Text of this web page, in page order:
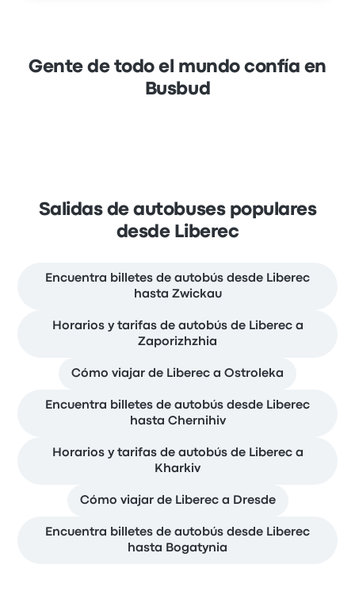
Gente de todo el mundo confía en
Busbud
Salidas de autobuses populares
desde Liberec
Encuentra billetes de autobús desde Liberec
hasta Zwickau
Horarios y tarifas de autobús de Liberec a
Zaporizhzhia
Cómo viajar de Liberec a Ostroleka
Encuentra billetes de autobús desde Liberec
hasta Chernihiv
Horarios y tarifas de autobús de Liberec a
Kharkiv
Cómo viajar de Liberec a Dresde
Encuentra billetes de autobús desde Liberec
hasta Bogatynia